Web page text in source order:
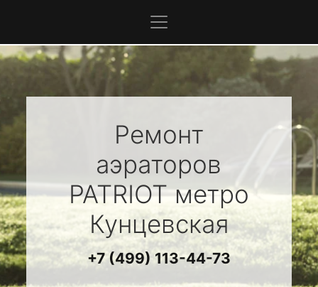
Ремонт
аэраторов
PATRIOTметро
Кунцевская
+7 (499) 113-44-73